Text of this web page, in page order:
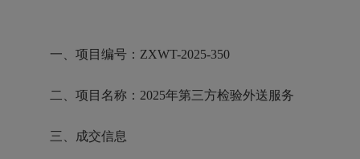
一、项目编号：ZXWT-2025-350
二、项目名称：2025年第三方检验外送服务
三、成交信息